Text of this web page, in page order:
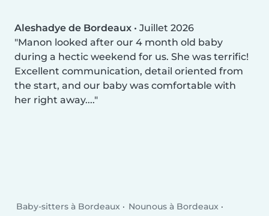
Aleshadye de Bordeaux • Juillet 2026
Manon looked after our 4 month old baby
during a hectic weekend for us. She was terrific!
Excellent communication, detail oriented from
the start, and our baby was comfortable with
her right away....
Baby-sitters à Bordeaux
Nounous à Bordeaux